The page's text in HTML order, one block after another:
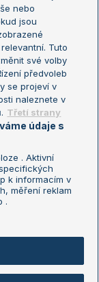
osobních
ČTK.
nebo
jsou
Tuto
své volby
předvoleb
se projeví v
naleznete v
Třetí strany
údaje s
. Aktivní
k informacím v
měření reklam
.